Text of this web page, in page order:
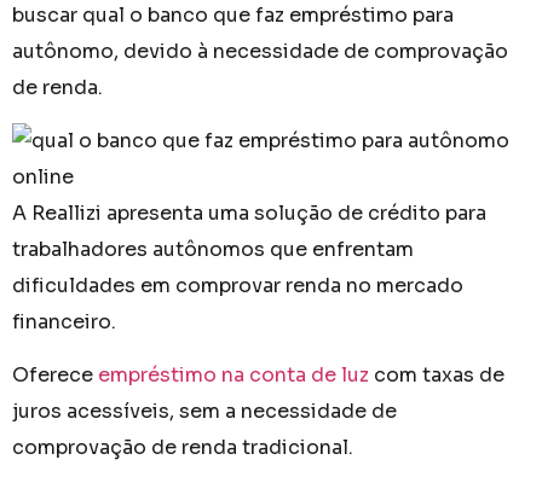
buscar qual o banco que faz empréstimo para
autônomo, devido à necessidade de comprovação
de renda.
A Reallizi apresenta uma solução de crédito para
trabalhadores autônomos que enfrentam
dificuldades em comprovar renda no mercado
financeiro.
Oferece empréstimo na conta de luz com taxas de
juros acessíveis, sem a necessidade de
comprovação de renda tradicional.